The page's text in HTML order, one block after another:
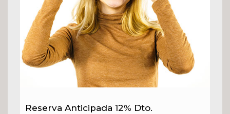
Reserva Anticipada 12% Dto.